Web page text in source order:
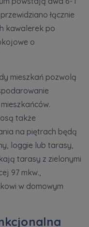
łącznie
kawalerek po
o
mieszkań pozwolą
także
na piętrach będą
loggie lub tarasy,
tarasy z zielonymi
97 mkw.,
w domowym